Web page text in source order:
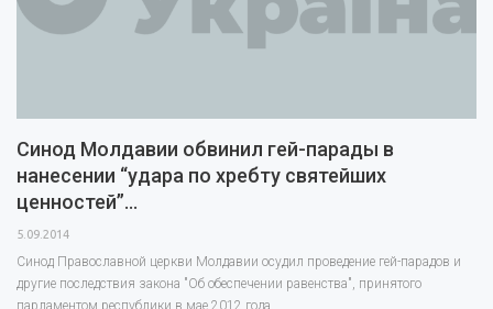
Синод Молдавии обвинил гей-парады в
нанесении “удара по хребту святейших
ценностей”…
5.09.2014
Синод Православной церкви Молдавии осудил проведение гей-парадов и
другие последствия закона "Об обеспечении равенства", принятого
парламентом республики в мае 2012 года.